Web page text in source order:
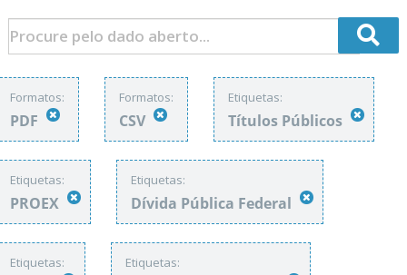
Formatos:
PDF
Formatos:
CSV
Etiquetas:
Títulos Públicos
Etiquetas:
PROEX
Etiquetas:
Dívida Pública Federal
Etiquetas: Etiquetas: